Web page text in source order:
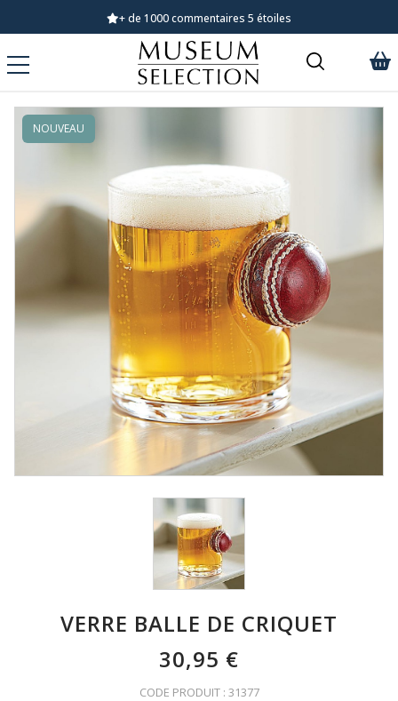
+ de 1000 commentaires 5 étoiles
NOUVEAU
VERRE BALLE DE CRIQUET
30,95 €
CODE PRODUIT : 31377